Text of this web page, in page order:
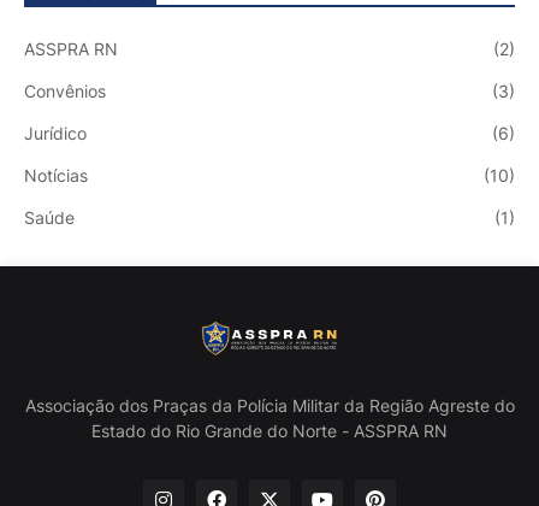
ASSPRA RN (2)
Convênios (3)
Jurídico (6)
Notícias (10)
Saúde (1)
Associação dos Praças da Polícia Militar da Região Agreste do
Estado do Rio Grande do Norte - ASSPRA RN